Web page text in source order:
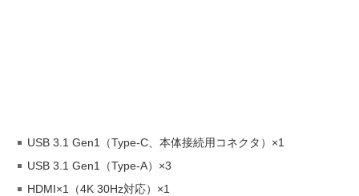
USB 3.1 Gen1（Type-C、本体接続用コネクタ）×1
USB 3.1 Gen1（Type-A）×3
HDMI×1（4K 30Hz対応）×1